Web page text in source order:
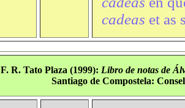
cadeas et as
F. R. Tato Plaza (1999): Libro de notas de
Santiago de Compostela: